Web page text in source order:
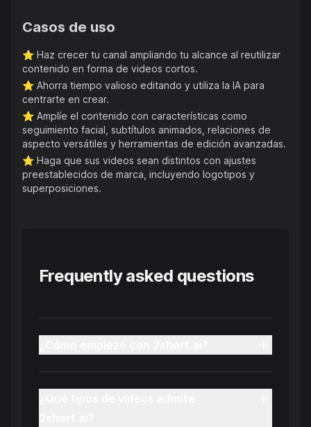
Casos de uso
⭐️ Haz crecer tu canal ampliando tu alcance al reutilizar
contenido en forma de videos cortos.
⭐️ Ahorra tiempo valioso editando y utiliza la IA para
centrarte en crear.
⭐️ Amplíe el contenido con características como
seguimiento facial, subtítulos animados, relaciones de
aspecto versátiles y herramientas de edición avanzadas.
⭐️ Haga que sus videos sean distintos con ajustes
preestablecidos de marca, incluyendo logotipos y
superposiciones.
Frequently asked questions